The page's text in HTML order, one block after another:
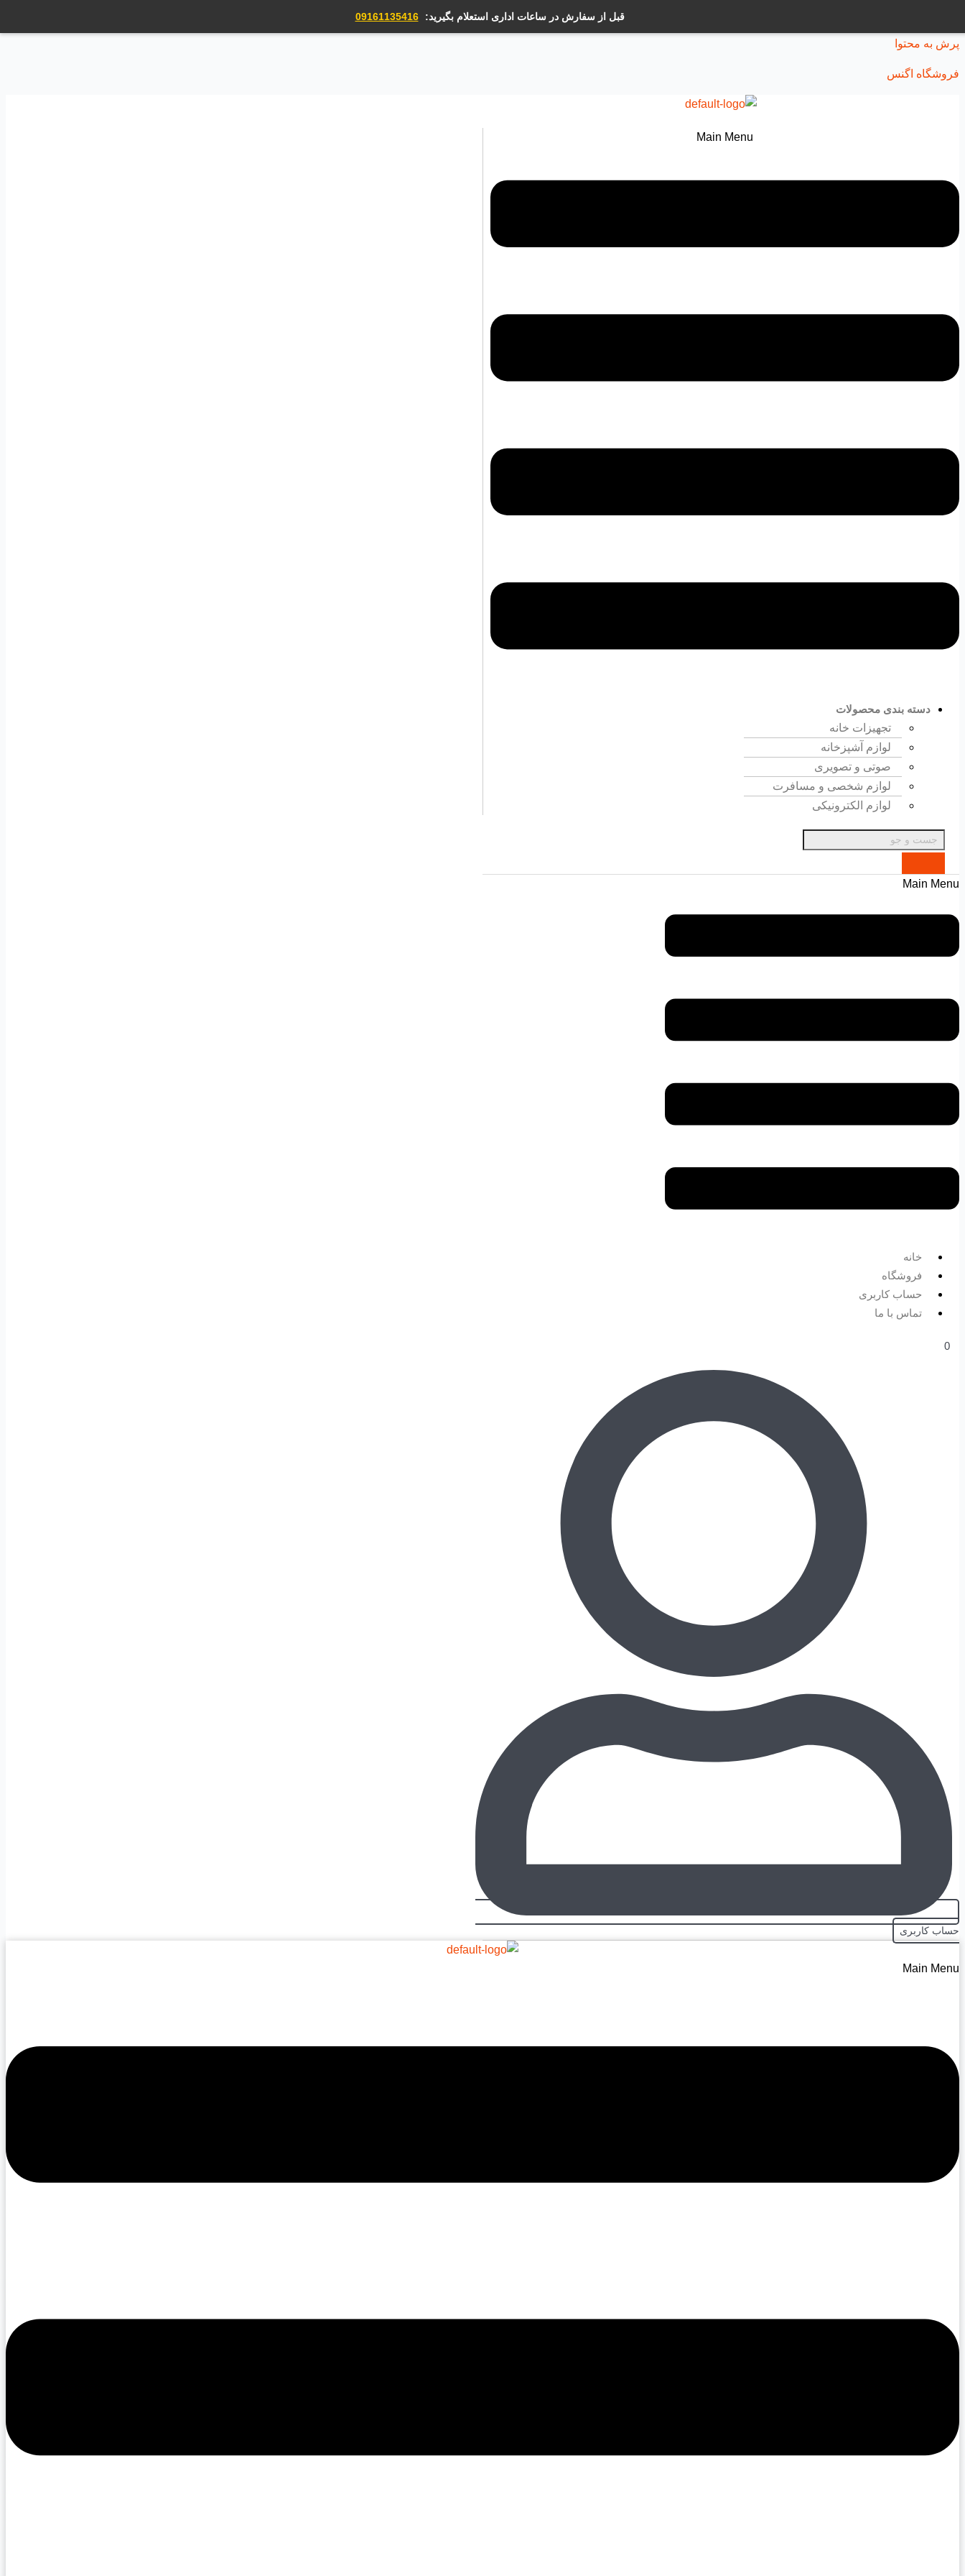
قبل از سفارش در ساعات اداری استعلام بگیرید: 09161135416
پرش به محتوا
فروشگاه اگنس
Main Menu
دسته بندی محصولات
تجهیزات خانه
لوازم آشپزخانه
صوتی و تصویری
لوازم شخصی و مسافرت
لوازم الکترونیکی
Main Menu
خانه
فروشگاه
حساب کاربری
تماس با ما
0
حساب کاربری
Main Menu